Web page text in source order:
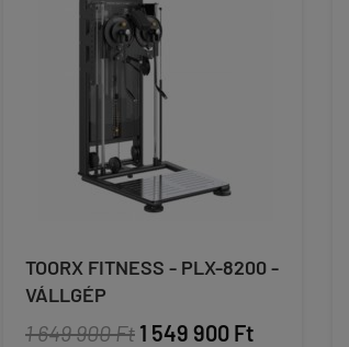
TOORX FITNESS - PLX-8200 -
VÁLLGÉP
1 649 900 Ft 1 549 900 Ft